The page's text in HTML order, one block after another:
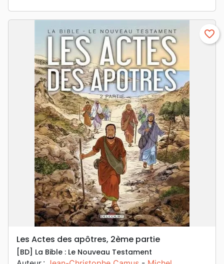
favorite_border
Les Actes des apôtres, 2ème partie
[BD] La Bible : Le Nouveau Testament